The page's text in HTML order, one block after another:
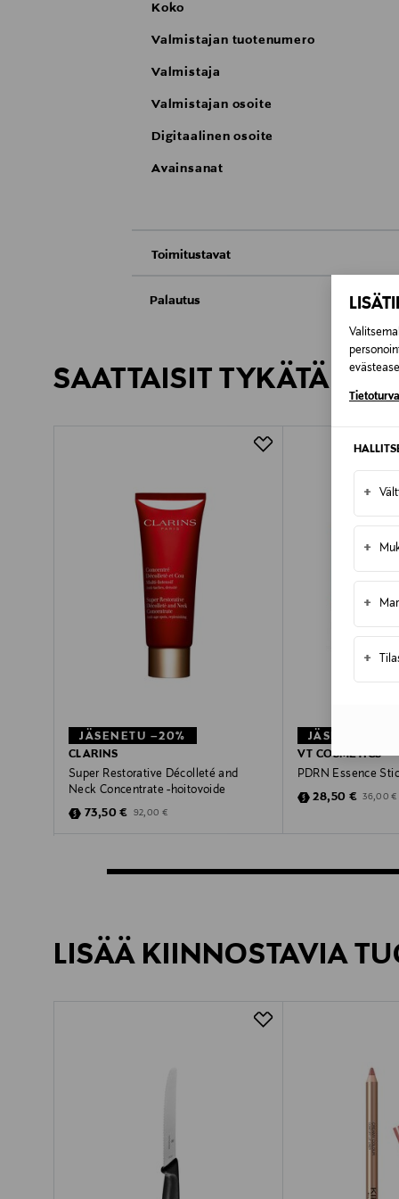
+
+
+
+
Koko
Valmistajan tuotenumero
Valmistaja
Valmistajan osoite
Digitaalinen osoite
Avainsanat
Toimitustavat
Toimitus automaattiin tai noutopisteeseen
Kotiinkuljetus
Pikatoimitus Wolt
Palautus
Meille on hyvin tärkeää, että olet
Kosmetiikka- ja luontaistuotepakkaukset
Avattua tuotetta ei voi palauttaa.
LUE TARKEMMAT PALAUTUSOHJEET
SAATTAISIT TYKÄTÄ
JÄSENETU –20%
CLARINS
Super Restorative Décolleté and
Neck Concentrate -hoitovoide
Discounted Price
73,50 € Original Price
92,00 €
JÄSENETU
VT COSMETICS
PDRN Essence
Discounted Price
28,50 € Original
36,00 €
LISÄÄ KIINNOSTAVIA